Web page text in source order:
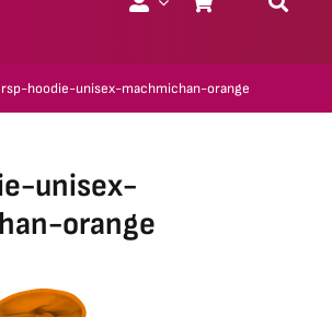
rsp-hoodie-unisex-machmichan-orange
unisex-
orange